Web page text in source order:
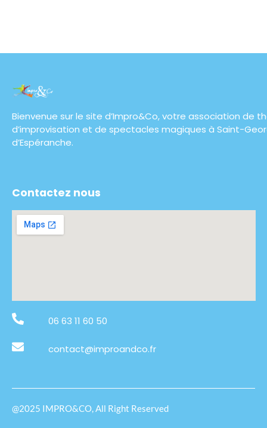
Bienvenue sur le site d’Impro&Co, votre association de
d’improvisation et de spectacles magiques à Saint-
d’Espéranche.
Contactez nous
06 63 11 60 50
contact@improandco.fr
@2025 IMPRO&CO, All Right Reserved